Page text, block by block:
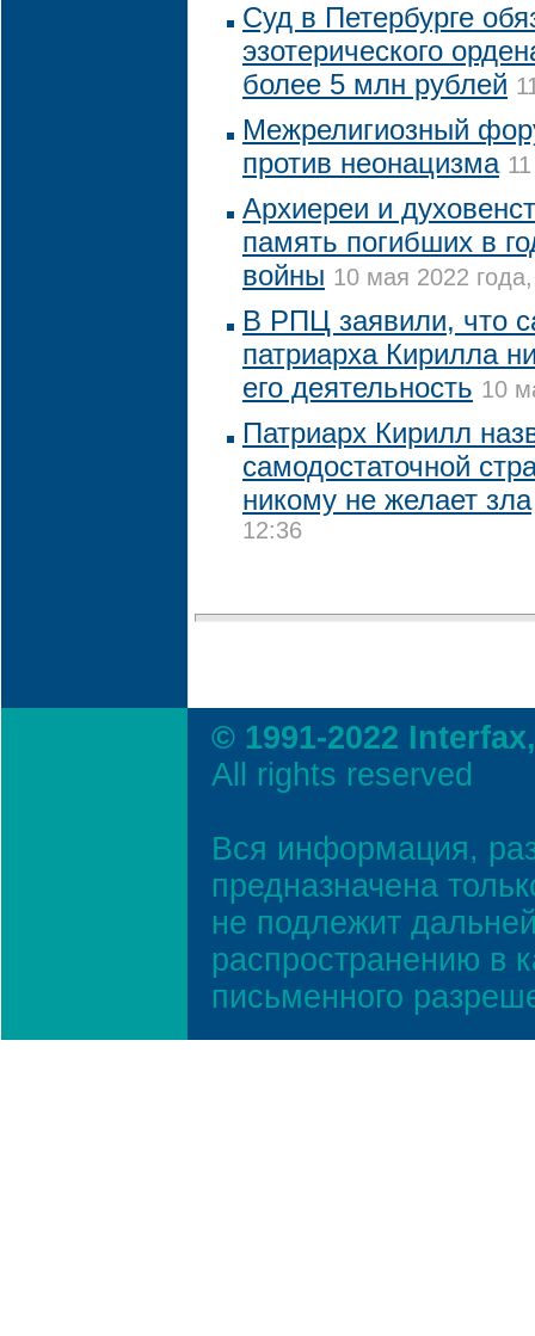
Суд в Петербурге
эзотерического
более 5 млн рублей
Межрелигиозный
против неонацизма
Архиереи и
память погибших в
войны 10 мая 2022
В РПЦ заявили, что
патриарха Кирилла
его деятельность 10
Патриарх Кирилл
самодостаточной
никому не желает зла
12:36
© 1991-2022
All rights reserved
Вся информация,
предназначена
не подлежит
распространению в
письменного